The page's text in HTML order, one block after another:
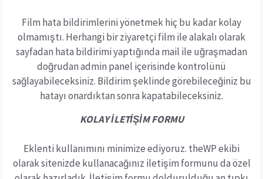
Film hata bildirimlerini yönetmek hiç bu kadar kolay
olmamıştı. Herhangi bir ziyaretçi film ile alakalı olarak
sayfadan hata bildirimi yaptığında mail ile uğraşmadan
doğrudan admin panel içerisinde kontrolünü
sağlayabileceksiniz. Bildirim şeklinde görebileceğiniz bu
hatayı onardıktan sonra kapatabileceksiniz.
KOLAY İLETİŞİM FORMU
Eklenti kullanımını minimize ediyoruz. theWP ekibi
olarak sitenizde kullanacağınız iletişim formunu da özel